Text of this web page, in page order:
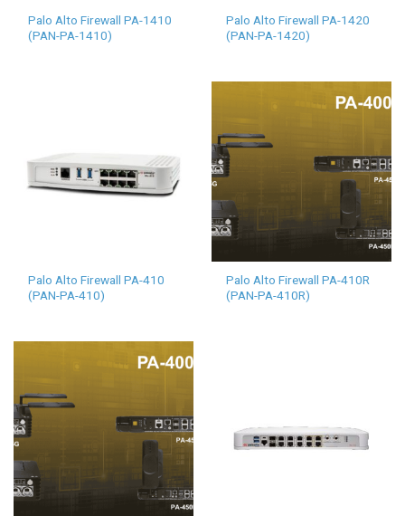
Palo Alto Firewall PA-1410
(PAN-PA-1410)
Palo Alto Firewall PA-1420
(PAN-PA-1420)
Palo Alto Firewall PA-410
(PAN-PA-410)
Palo Alto Firewall PA-410R
(PAN-PA-410R)